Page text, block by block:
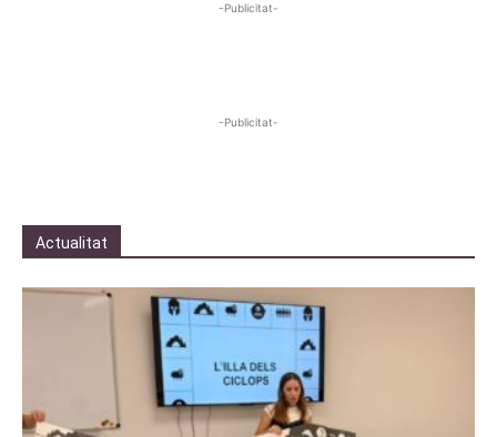
-Publicitat-
-Publicitat-
Actualitat